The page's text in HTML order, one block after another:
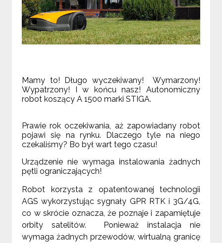
Mamy to! Długo wyczekiwany! Wymarzony!
Wypatrzony! I w końcu nasz! Autonomiczny
robot koszący A 1500 marki STIGA.
Prawie rok oczekiwania, aż zapowiadany robot
pojawi się na rynku. Dlaczego tyle na niego
czekaliśmy? Bo był wart tego czasu!
Urządzenie nie wymaga instalowania żadnych
pętli ograniczających!
Robot korzysta z opatentowanej technologii
AGS wykorzystując sygnały GPR RTK i 3G/4G,
co w skrócie oznacza, że poznaje i zapamiętuje
orbity satelitów. Ponieważ instalacja nie
wymaga żadnych przewodów, wirtualną granicę